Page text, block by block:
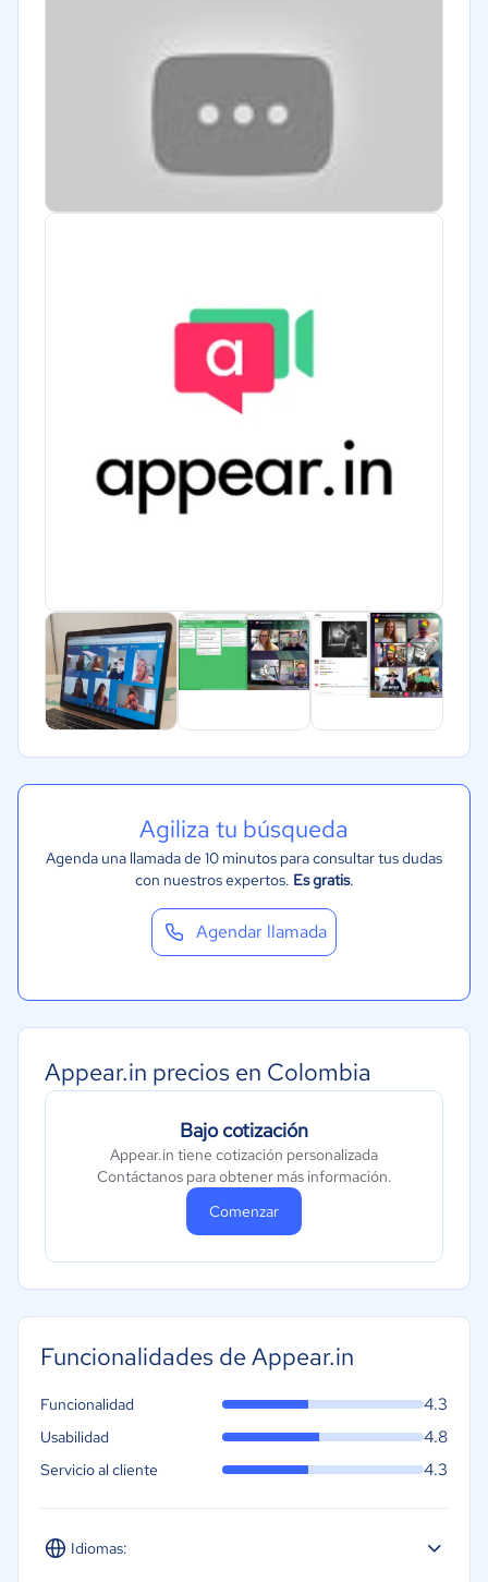
Agiliza tu búsqueda
Agenda una llamada de 10 minutos para consultar tus dudas
con nuestros expertos. Es gratis.
Agendar llamada
Appear.in precios en Colombia
Bajo cotización
Appear.in tiene cotización personalizada
Contáctanos para obtener más información.
Comenzar
Funcionalidades de Appear.in
Idiomas:
Funcionalidad 4.3
Usabilidad 4.8
Servicio al cliente 4.3